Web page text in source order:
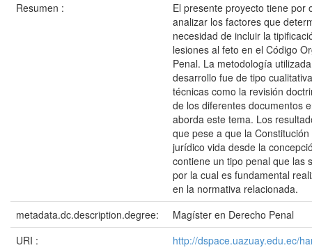
Resumen :
El presente proyecto tiene por
analizar los factores que
necesidad de incluir la
lesiones al feto en el Código
Penal. La metodología
desarrollo fue de tipo
técnicas como la revisión
de los diferentes documentos
aborda este tema. Los
que pese a que la
jurídico vida desde la
contiene un tipo penal que las
por la cual es fundamental
en la normativa relacionada.
metadata.dc.description.degree:
Magíster en Derecho Penal
URI :
http://dspace.uazuay.edu.ec/